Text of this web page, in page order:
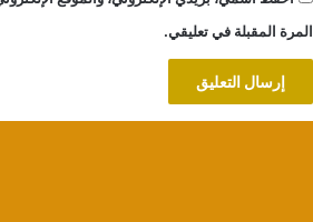
المرة المقبلة في تعليقي.